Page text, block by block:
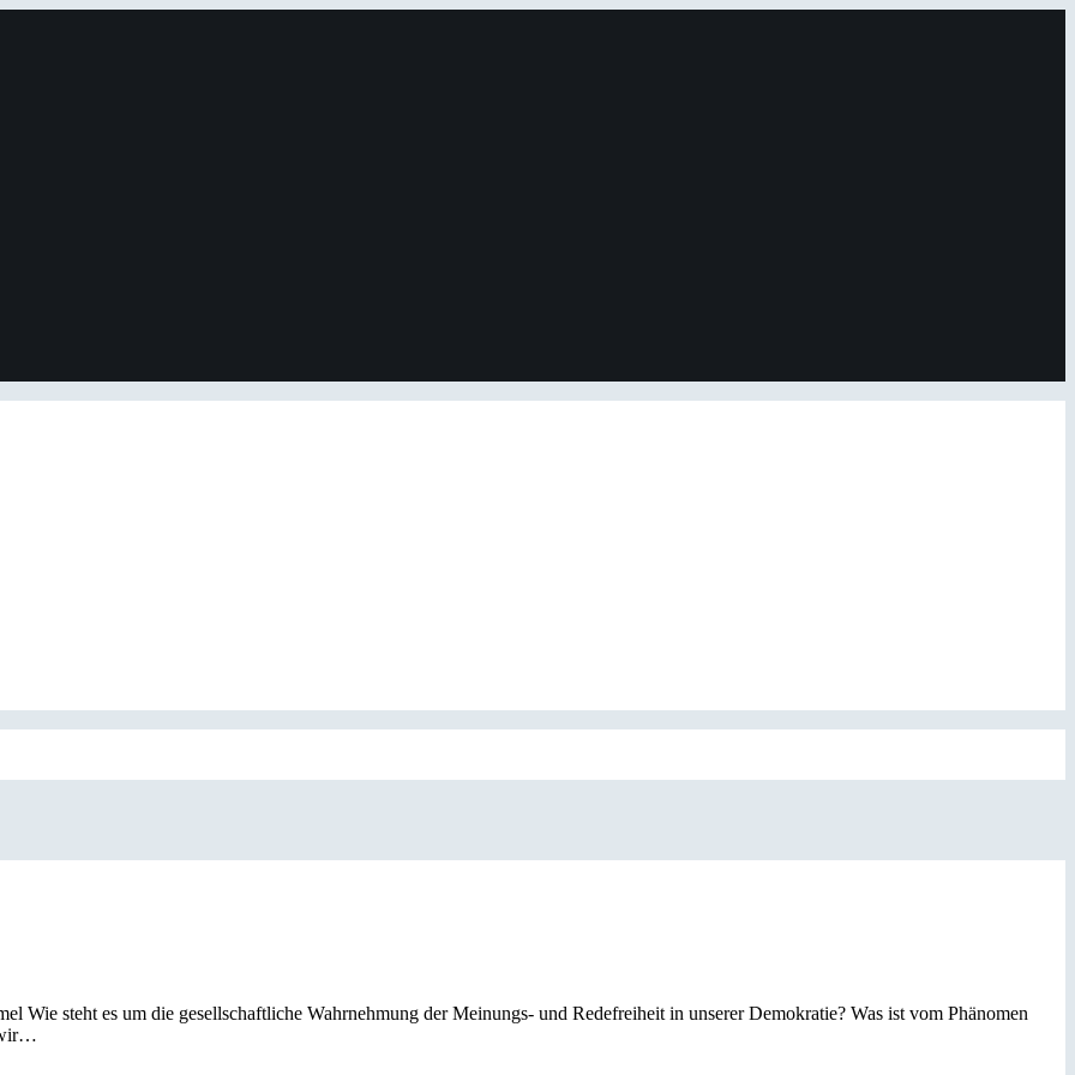
Wie steht es um die gesellschaftliche Wahrnehmung der Meinungs- und Redefreiheit in unserer Demokratie? Was ist vom Phänomen
wir…